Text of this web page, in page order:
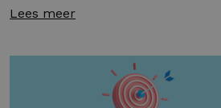
Lees meer